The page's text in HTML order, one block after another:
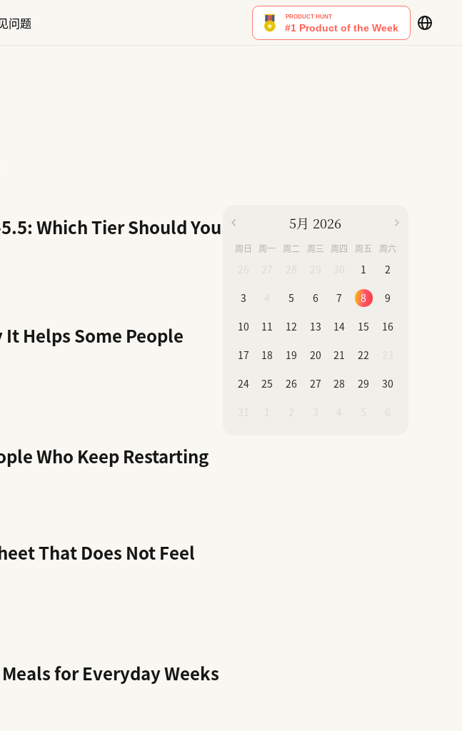
问题
Which Tier Should You
Helps Some People
Who Keep Restarting
That Does Not Feel
for Everyday Weeks
5月 2026
周日 周一 周二 周三 周四 周五 周六
1
2
3
5 6 7 8
9
10
11 12 13 14 15
16
17
18 19 20 21 22
24
25 26 27 28 29
30